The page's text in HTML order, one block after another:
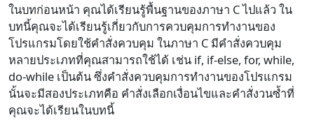
ในบทก่อนหน้า คุณได้เรียนรู้พื้นฐานของภาษา C ไปแล้ว ใน
บทนี้คุณจะได้เรียนรู้เกี่ยวกับการควบคุมการทำงานของ
โปรแกรมโดยใช้คำสั่งควบคุม ในภาษา C มีคำสั่งควบคุม
หลายประเภทที่คุณสามารถใช้ได้ เช่น if, if-else, for, while,
do-while เป็นต้น ซึ่งคำสั่งควบคุมการทำงานของโปรแกรม
นั้นจะมีสองประเภทคือ คำสั่งเลือกเงื่อนไขและคำสั่งวนซ้ำที่
คุณจะได้เรียนในบทนี้